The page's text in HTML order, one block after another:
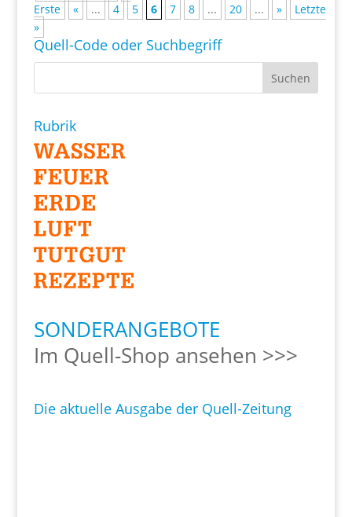
Erste
« ... 4 5 6 7 8 ... 20 ... »
Letzte
»
Quell-Code oder Suchbegriff
Rubrik
SONDERANGEBOTE
Im Quell-Shop ansehen >>>
Die aktuelle Ausgabe der Quell-Zeitung